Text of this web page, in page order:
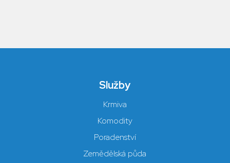
Služby
Krmiva
Komodity
Poradenství
Zemědělská půda